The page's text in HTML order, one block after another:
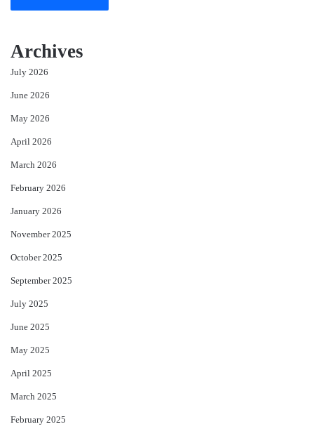
Archives
July 2026
June 2026
May 2026
April 2026
March 2026
February 2026
January 2026
November 2025
October 2025
September 2025
July 2025
June 2025
May 2025
April 2025
March 2025
February 2025